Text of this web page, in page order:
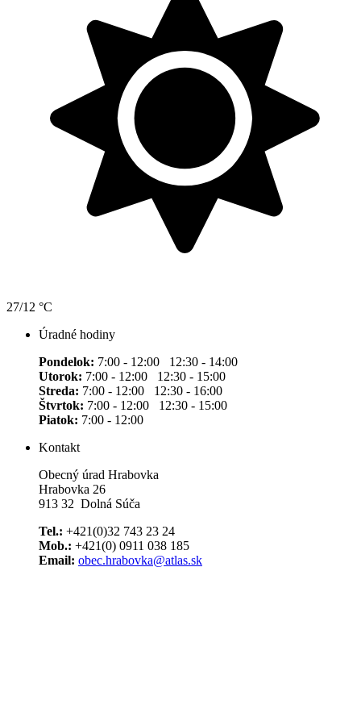
27/12 °C
Úradné hodiny
Pondelok: 7:00 - 12:00 12:30 - 14:00
Utorok: 7:00 - 12:00 12:30 - 15:00
Streda: 7:00 - 12:00 12:30 - 16:00
Štvrtok: 7:00 - 12:00 12:30 - 15:00
Piatok: 7:00 - 12:00
Kontakt
Obecný úrad Hrabovka
Hrabovka 26
913 32 Dolná Súča
Tel.: +421(0)32 743 23 24
Mob.: +421(0) 0911 038 185
Email: obec.hrabovka@atlas.sk